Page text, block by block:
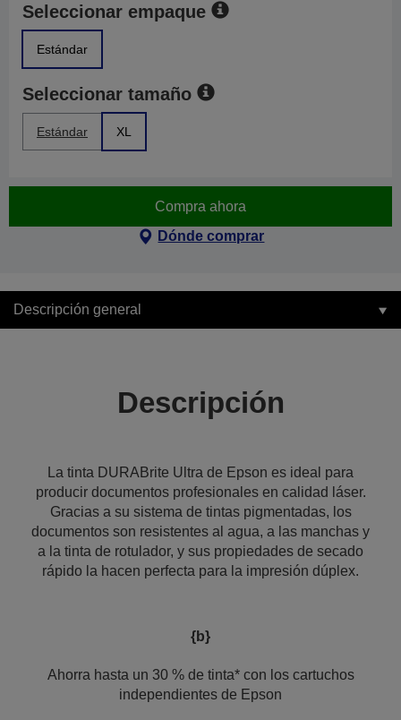
Seleccionar empaque
Estándar
Seleccionar tamaño
Estándar XL
Compra ahora
Dónde comprar
Descripción general
Descripción
La tinta DURABrite Ultra de Epson es ideal para
producir documentos profesionales en calidad láser.
Gracias a su sistema de tintas pigmentadas, los
documentos son resistentes al agua, a las manchas y
a la tinta de rotulador, y sus propiedades de secado
rápido la hacen perfecta para la impresión dúplex.
{b}
Ahorra hasta un 30 % de tinta* con los cartuchos
independientes de Epson